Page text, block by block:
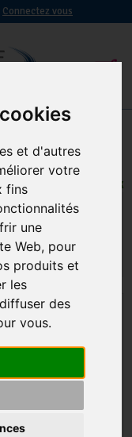
et d'autres
votre
fins
une
Web, pour
produits et
les
des
vous.
Connectez vous
De 5 Litres
EN STOCK
7,16 € TTC
PANIER